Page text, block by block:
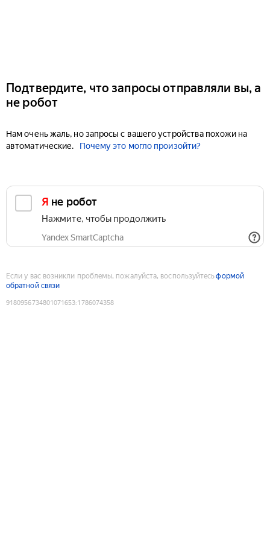
Подтвердите, что запросы отправляли вы, а
не робот
Нам очень жаль, но запросы с вашего устройства похожи на
автоматические.
Почему это могло произойти?
Я не робот
Нажмите, чтобы продолжить
Yandex SmartCaptcha
Если у вас возникли проблемы, пожалуйста, воспользуйтесьформой
обратной связи
9180956734801071653:1786074358